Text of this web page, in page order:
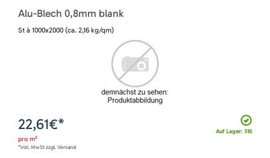
Alu-Blech 0,8mm blank
St à 1000x2000 (ca. 2,16 kg/qm)
Auf Lager: 316
22,61€*
pro m²
*inkl. MwSt zzgl. Versand